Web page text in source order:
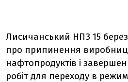
Лисичанський НПЗ 15
про припинення
нафтопродуктів і
робіт для переходу в